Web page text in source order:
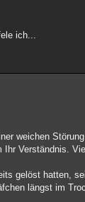
ich...
weichen
Ihr Verständnis.
gelöst hatten,
längst im